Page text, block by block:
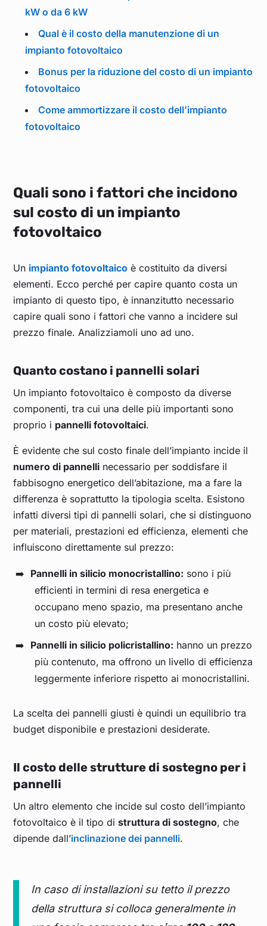
kW o da 6 kW
Qual è il costo della manutenzione di un
impianto fotovoltaico
Bonus per la riduzione del costo di un impianto
fotovoltaico
Come ammortizzare il costo dell’impianto
fotovoltaico
Quali sono i fattori che incidono
sul costo di un impianto
fotovoltaico
Un impianto fotovoltaico è costituito da diversi
elementi. Ecco perché per capire quanto costa un
impianto di questo tipo, è innanzitutto necessario
capire quali sono i fattori che vanno a incidere sul
prezzo finale. Analizziamoli uno ad uno.
Quanto costano i pannelli solari
Un impianto fotovoltaico è composto da diverse
componenti, tra cui una delle più importanti sono
proprio i pannelli fotovoltaici.
È evidente che sul costo finale dell’impianto incide il
numero di pannelli necessario per soddisfare il
fabbisogno energetico dell’abitazione, ma a fare la
differenza è soprattutto la tipologia scelta. Esistono
infatti diversi tipi di pannelli solari, che si distinguono
per materiali, prestazioni ed efficienza, elementi che
influiscono direttamente sul prezzo:
Pannelli in silicio monocristallino: sono i più
efficienti in termini di resa energetica e
occupano meno spazio, ma presentano anche
un costo più elevato;
Pannelli in silicio policristallino: hanno un prezzo
più contenuto, ma offrono un livello di efficienza
leggermente inferiore rispetto ai monocristallini.
La scelta dei pannelli giusti è quindi un equilibrio tra
budget disponibile e prestazioni desiderate.
Il costo delle strutture di sostegno per i
pannelli
Un altro elemento che incide sul costo dell’impianto
fotovoltaico è il tipo distruttura di sostegno, che
dipende dall’inclinazione dei pannelli.
In caso di installazioni su tetto il prezzo
della struttura si colloca generalmente in